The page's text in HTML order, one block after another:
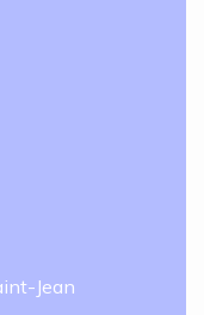
Jean